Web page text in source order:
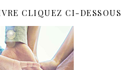
CLIQUEZ CI-DESSOUS